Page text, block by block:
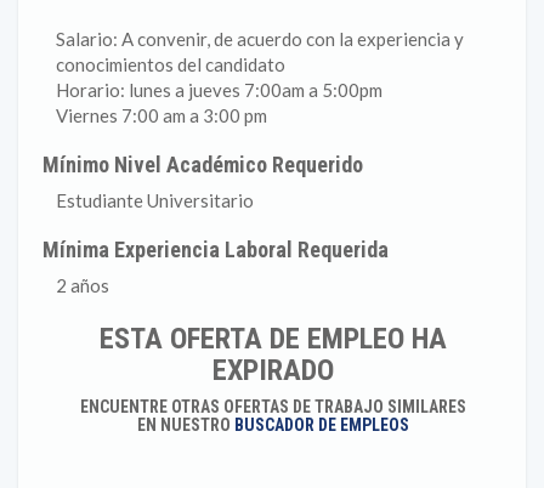
Salario: A convenir, de acuerdo con la experiencia y
conocimientos del candidato
Horario: lunes a jueves 7:00am a 5:00pm
Viernes 7:00 am a 3:00 pm
Mínimo Nivel Académico Requerido
Estudiante Universitario
Mínima Experiencia Laboral Requerida
2 años
ESTA OFERTA DE EMPLEO HA
EXPIRADO
ENCUENTRE OTRAS OFERTAS DE TRABAJO SIMILARES
EN NUESTRO BUSCADOR DE EMPLEOS